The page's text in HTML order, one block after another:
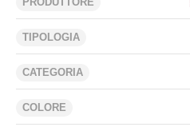
TIPOLOGIA
CATEGORIA
COLORE